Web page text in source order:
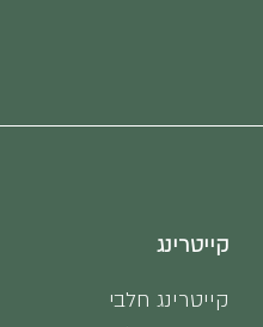
קייטרינג
קייטרינג חלבי